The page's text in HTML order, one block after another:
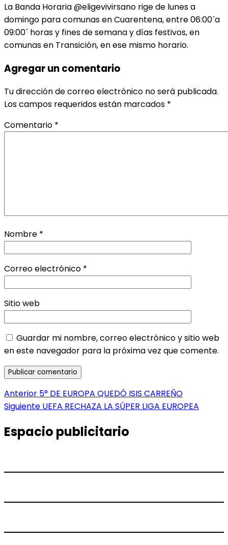
La Banda Horaria @eligevivirsano rige de lunes a
domingo para comunas en Cuarentena, entre 06:00´a
09:00´ horas y fines de semana y días festivos, en
comunas en Transición, en ese mismo horario.
Agregar un comentario
Tu dirección de correo electrónico no será publicada.
Los campos requeridos están marcados *
Comentario *
Nombre *
Correo electrónico *
Sitio web
Guardar mi nombre, correo electrónico y sitio web
en este navegador para la próxima vez que comente.
Navegación
de
entradas
Anterior Entrada
anterior:
5° DE EUROPA QUEDÓ ISIS CARREÑO
Siguiente Entrada
UEFA RECHAZA LA SÚPER LIGA EUROPEA
Espacio publicitario